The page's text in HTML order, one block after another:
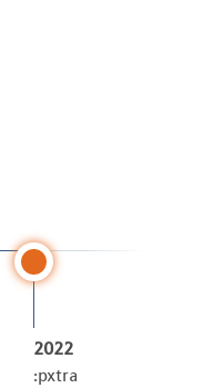
2022
:pxtra